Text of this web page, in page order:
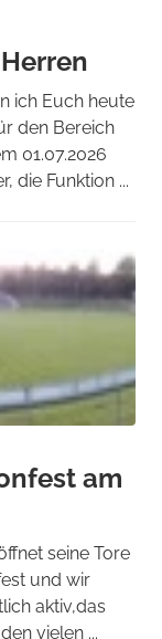
ich Euch heute
den Bereich
01.07.2026
die Funktion ...
am
seine Tore
und wir
aktiv,das
vielen ...